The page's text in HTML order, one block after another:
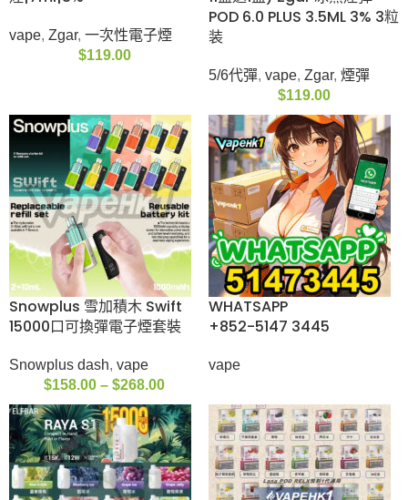
《優惠買5送1/10送3》
ZGAR 颯潮PULSE
4000 一次性電子
煙|7ml|3%
vape, Zgar, 一次性電子
$119.00
(終極優惠 買3送1支
Nano桿/買6送1支
Classico桿/ 買11盒送1
盒) Zgar 冰熊煙彈
POD 6.0 PLUS 3.5ML
3% 3粒装
5/6代彈
$119.00